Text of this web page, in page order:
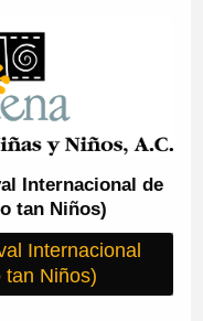
Internacional de
tan Niños)
Internacional
Niños)